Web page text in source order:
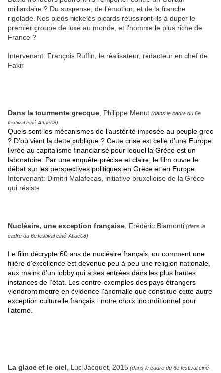
milliardaire ? Du suspense, de l'émotion, et de la franche
rigolade. Nos pieds nickelés picards réussiront-ils à duper le
premier groupe de luxe au monde, et l'homme le plus riche de
France ?
Intervenant: François Ruffin, le réalisateur, rédacteur en chef de
Fakir
Dans la tourmente grecque , Philippe Menut (dans le cadre du 6e
festival ciné-Attac08)
Quels sont les mécanismes de l’austérité imposée au peuple grec
? D’où vient la dette publique ? Cette crise est celle d’une Europe
livrée au capitalisme financiarisé pour lequel la Grèce est un
laboratoire. Par une enquête précise et claire, le film ouvre le
débat sur les perspectives politiques en Grèce et en Europe.
Intervenant: Dimitri Malafecas, initiative bruxelloise de la Grèce
qui résiste
Nucléaire, une exception française , Frédéric Biamonti (dans le
cadre du 6e festival ciné-Attac08)
Le film décrypte 60 ans de nucléaire français, ou comment une
filière d’excellence est devenue peu à peu une religion nationale,
aux mains d’un lobby qui a ses entrées dans les plus hautes
instances de l’état. Les contre-exemples des pays étrangers
viendront mettre en évidence l’anomalie que constitue cette autre
exception culturelle français : notre choix inconditionnel pour
l’atome.
La glace et le ciel , Luc Jacquet, 2015 (dans le cadre du 6e festival ciné-